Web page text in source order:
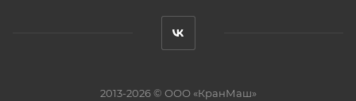
2013-2026 © ООО «КранМаш»